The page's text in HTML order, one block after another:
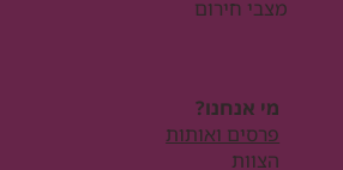
מצבי חירום
מי אנחנו?
פרסים ואותות
הצוות